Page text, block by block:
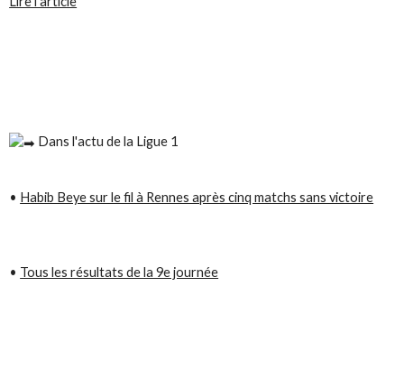
️ Dans l'actu de la Ligue 1
• Habib Beye sur le fil à Rennes après cinq matchs sans victoire
• Tous les résultats de la 9e journée